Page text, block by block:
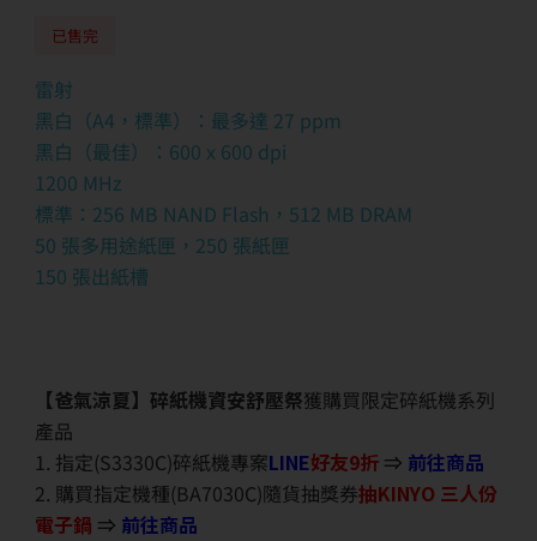
已售完
雷射
黑白（A4，標準）：最多達 27 ppm
黑白（最佳）：600 x 600 dpi
1200 MHz
標準：256 MB NAND Flash，512 MB DRAM
50 張多用途紙匣，250 張紙匣
150 張出紙槽
【爸氣涼夏】碎紙機資安舒壓祭獲購買限定碎紙機系列
產品
1. 指定(S3330C)碎紙機專案LINE好友9折 ⇒ 前往商品
2. 購買指定機種(BA7030C)隨貨抽獎券抽KINYO 三人份
電子鍋 ⇒ 前往商品